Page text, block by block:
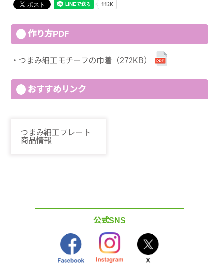
作り方PDF
つまみ細工モチーフの巾着（272KB）
おすすめリンク
つまみ細工プレート
商品情報
公式SNS